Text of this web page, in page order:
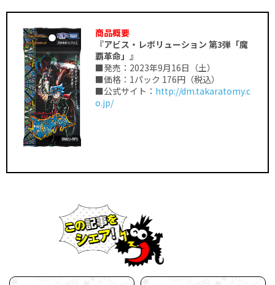
商品概要
『アビス・レボリューション 第3弾「魔
覇革命」』
■発売：2023年9月16日（土）
■価格：1パック 176円（税込）
■公式サイト： http://dm.takaratomy.c
o.jp/